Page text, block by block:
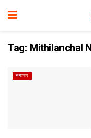
Tag: Mithilanchal
समाचार